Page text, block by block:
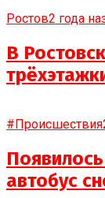
Ростов2 года
В
#Происшествия
автобус